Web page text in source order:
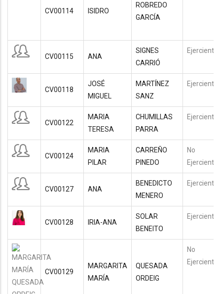
CV00114 ISIDRO
ROBREDO
GARCÍA
CV00115 ANA
SIGNES
CARRIÓ
Ejerciente
CV00118
JOSÉ
MIGUEL
MARTÍNEZ
SANZ
Ejerciente
CV00122
MARIA
TERESA
CHUMILLAS
PARRA
Ejerciente
CV00124
MARIA
PILAR
CARREÑO
PINEDO
No
Ejerciente
CV00127 ANA
BENEDICTO
MENERO
Ejerciente
CV00128 IRIA-ANA
SOLAR
BENEITO
Ejerciente
CV00129
MARGARITA
MARÍA
QUESADA
ORDEIG
No
Ejerciente